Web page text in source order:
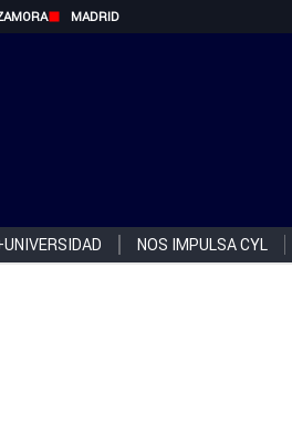
MADRID
NOS IMPULSA CYL